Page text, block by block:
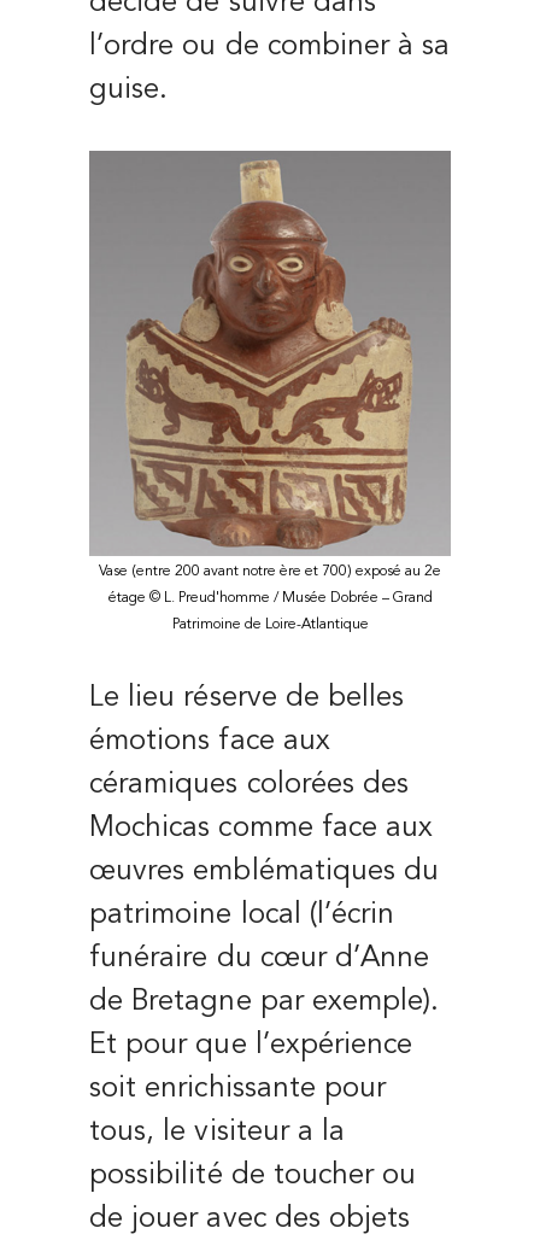
l’ordre ou de combiner à sa
guise.
Vase (entre 200 avant notre ère et 700) exposé au 2e
étage © L. Preud'homme / Musée Dobrée – Grand
Patrimoine de Loire-Atlantique
Le lieu réserve de belles
émotions face aux
céramiques colorées des
Mochicas comme face aux
œuvres emblématiques du
patrimoine local (l’écrin
funéraire du cœur d’Anne
de Bretagne par exemple).
Et pour que l’expérience
soit enrichissante pour
tous, le visiteur a la
possibilité de toucher ou
de jouer avec des objets